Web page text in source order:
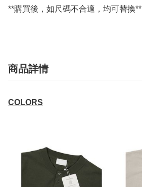
**購買後，如尺碼不合適，均可替換**
商品詳情
COLORS